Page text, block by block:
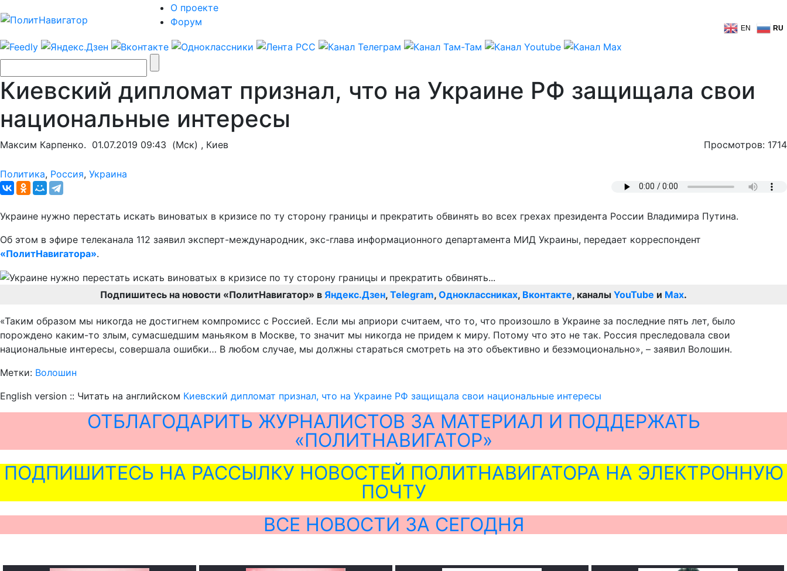
О проекте
Форум
EN RU
Киевский дипломат признал, что на Украине РФ защищала свои
национальные интересы
Максим Карпенко. 01.07.2019 09:43 (Мск) , Киев Просмотров: 1714
Политика, Россия, Украина
Украине нужно перестать искать виноватых в кризисе по ту сторону границы и прекратить обвинять во всех грехах президента России Владимира Путина.
Об этом в эфире телеканала 112 заявил эксперт-международник, экс-глава информационного департамента МИД Украины, передает корреспондент
«ПолитНавигатора».
Подпишитесь на новости «ПолитНавигатор» в Яндекс.Дзен, Telegram, Одноклассниках, Вконтакте, каналы YouTube и Max.
«Таким образом мы никогда не достигнем компромисс с Россией. Если мы априори считаем, что то, что произошло в Украине за последние пять лет, было
порождено каким-то злым, сумасшедшим маньяком в Москве, то значит мы никогда не придем к миру. Потому что это не так. Россия преследовала свои
национальные интересы, совершала ошибки… В любом случае, мы должны стараться смотреть на это объективно и безэмоционально», – заявил Волошин.
Метки: Волошин
English version :: Читать на английском Киевский дипломат признал, что на Украине РФ защищала свои национальные интересы
ОТБЛАГОДАРИТЬ ЖУРНАЛИСТОВ ЗА МАТЕРИАЛ И ПОДДЕРЖАТЬ
«ПОЛИТНАВИГАТОР»
ПОДПИШИТЕСЬ НА РАССЫЛКУ НОВОСТЕЙ ПОЛИТНАВИГАТОРА НА ЭЛЕКТРОННУЮ
ПОЧТУ
ВСЕ НОВОСТИ ЗА СЕГОДНЯ